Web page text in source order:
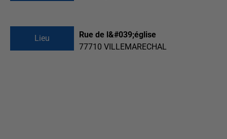
Lieu
Rue de l&#039;église
77710 VILLEMARECHAL